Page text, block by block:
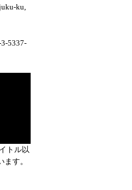
ku,
5337-
トル以
す。